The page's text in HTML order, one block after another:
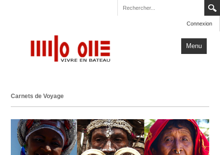
Connexion
Menu
Carnets de Voyage
Actualités
Plus
Carnets de Voyage